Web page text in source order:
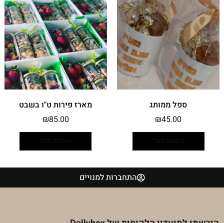
ספל ממותג
₪45.00
מארז פירות ט"ו בשבט
₪85.00
התחברות למנויים